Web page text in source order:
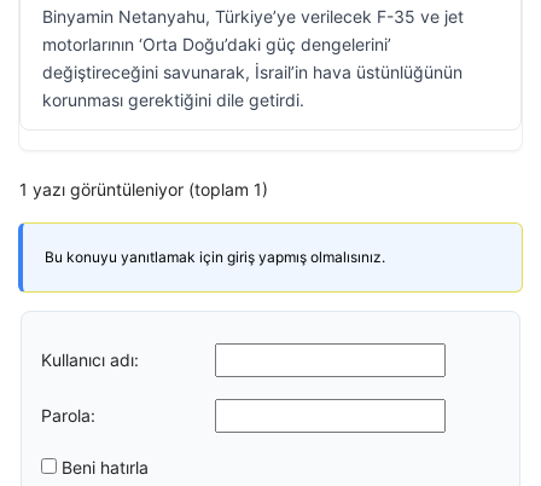
Binyamin Netanyahu, Türkiye’ye verilecek F-35 ve jet
motorlarının ‘Orta Doğu’daki güç dengelerini’
değiştireceğini savunarak, İsrail’in hava üstünlüğünün
korunması gerektiğini dile getirdi.
1 yazı görüntüleniyor (toplam 1)
Bu konuyu yanıtlamak için giriş yapmış olmalısınız.
Kullanıcı adı:
Parola:
Beni hatırla